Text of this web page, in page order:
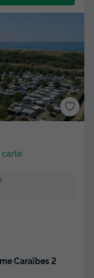
carte
Caraïbes 2